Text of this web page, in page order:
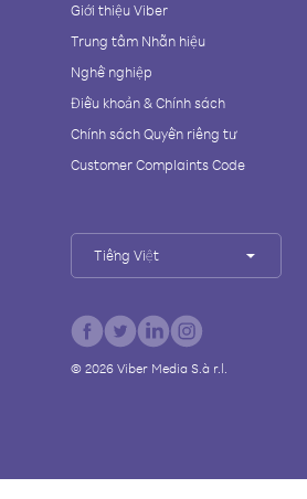
Giới thiệu Viber
Trung tâm Nhãn hiệu
Nghề nghiệp
Điều khoản & Chính sách
Chính sách Quyền riêng tư
Customer Complaints Code
Tiếng Việt
© 2026Viber Media S.à r.l.